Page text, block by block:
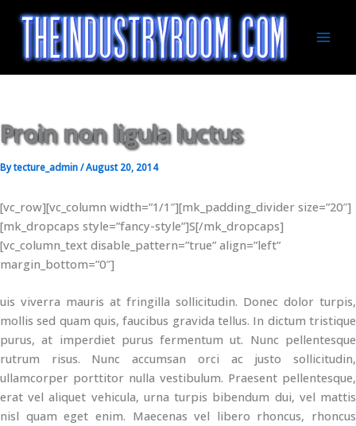
Skip
content
Proin non ligula luctus
Bytecture_admin/August 20, 2014
[vc_row][vc_column width=”1/1″][mk_padding_divider size=”20″]
[mk_dropcaps style=”fancy-style”]S[/mk_dropcaps]
[vc_column_text disable_pattern=”true” align=”left”
margin_bottom=”0″]
uis viverra mauris at fringilla sollicitudin. Donec dolor turpis,
mollis sed quam quis, faucibus gravida tellus. In dictum tristique
purus, at imperdiet purus fermentum ut. Nunc pellentesque
rutrum risus. Nunc accumsan orci ac justo sollicitudin,
ullamcorper porttitor nulla vestibulum. Praesent pellentesque,
erat vel aliquet vehicula, urna turpis bibendum dui, vel mattis
nisl quam eget enim. Maecenas vel libero rhoncus, rhoncus